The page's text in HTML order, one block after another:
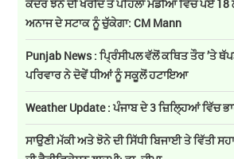
ਕੇਂਦਰ ਝੋਨੇ ਦੀ ਖਰੀਦ ਤੋਂ ਪਹਿਲਾਂ ਮੰਡੀਆਂ ਵਿੱਚ ਪਏ 18
ਅਨਾਜ ਦੇ ਸਟਾਕ ਨੂੰ ਚੁੱਕੇਗਾ: CM Mann
Punjab News : ਪ੍ਰਿੰਸੀਪਲ ਵੱਲੋਂ ਕਥਿਤ ਤੌਰ ’ਤੇ
ਪਰਿਵਾਰ ਨੇ ਦੋਵੇਂ ਧੀਆਂ ਨੂੰ ਸਕੂਲੋਂ ਹਟਾਇਆ
Weather Update : ਪੰਜਾਬ ਦੇ 3 ਜ਼ਿਲ੍ਹਿਆਂ ਵਿੱਚ
ਸਾਉਣੀ ਮੱਕੀ ਅਤੇ ਝੋਨੇ ਦੀ ਸਿੱਧੀ ਬਿਜਾਈ ਤੇ ਵਿੱਤੀ